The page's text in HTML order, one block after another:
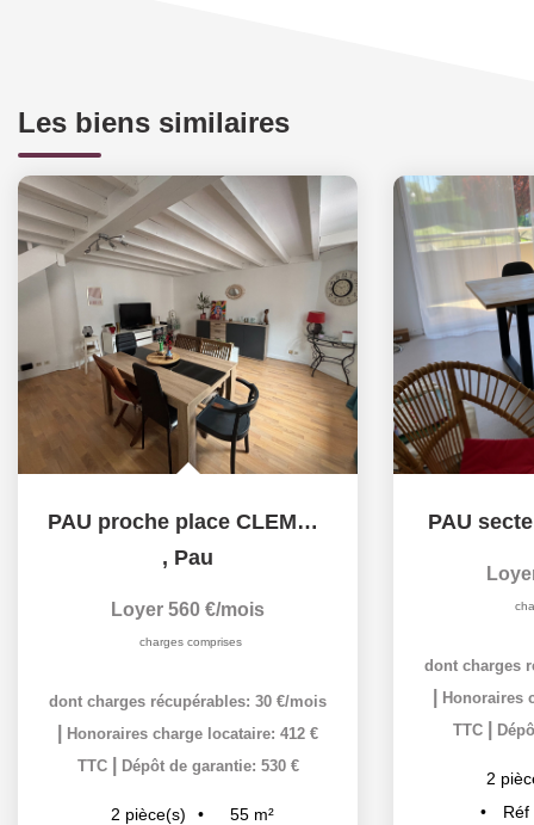
Les biens similaires
PAU proche place CLEMENCEAU
, Pau
Loyer 560 €/mois
charges comprises
dont charges récupérables: 30 €/mois
Honoraires charge locataire: 412 €
TTC
Dépôt de garantie: 530 €
2 pièce(s) 55 m²
PAU
dont charges
Honoraires
TTC
2